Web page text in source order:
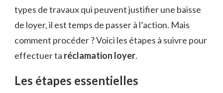
types de travaux qui peuvent justifier une baisse
de loyer, il est temps de passer à l’action. Mais
comment procéder ? Voici les étapes à suivre pour
effectuer ta réclamation loyer.
Les étapes essentielles